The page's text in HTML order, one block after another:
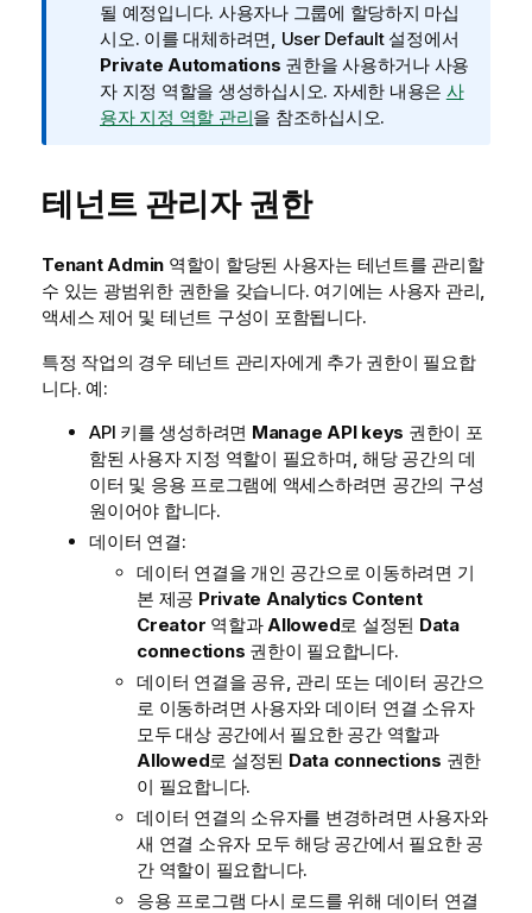
메
모
될 예정입니다. 사용자나 그룹에 할당하지 마십
시오. 이를 대체하려면, User Default설정에서
Private Automations 권한을 사용하거나 사용
자 지정 역할을 생성하십시오. 자세한 내용은 사
용자 지정 역할 관리을 참조하십시오.
테넌트 관리자 권한
Tenant Admin 역할이 할당된 사용자는 테넌트를 관리할
수 있는 광범위한 권한을 갖습니다. 여기에는 사용자 관리,
액세스 제어 및 테넌트 구성이 포함됩니다.
특정 작업의 경우 테넌트 관리자에게 추가 권한이 필요합
니다. 예:
API 키를 생성하려면 Manage API keys 권한이 포
함된 사용자 지정 역할이 필요하며, 해당 공간의 데
이터 및 응용 프로그램에 액세스하려면 공간의 구성
원이어야 합니다.
데이터 연결:
데이터 연결을 개인 공간으로 이동하려면 기
본 제공 Private Analytics Content
Creator 역할과 Allowed로 설정된 Data
connections 권한이 필요합니다.
데이터 연결을 공유, 관리 또는 데이터 공간으
로 이동하려면 사용자와 데이터 연결 소유자
모두 대상 공간에서 필요한 공간 역할과
Allowed로 설정된 Data connections 권한
이 필요합니다.
데이터 연결의 소유자를 변경하려면 사용자와
새 연결 소유자 모두 해당 공간에서 필요한 공
간 역할이 필요합니다.
응용 프로그램 다시 로드를 위해 데이터 연결